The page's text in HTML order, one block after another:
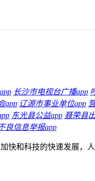
长沙市电视台广播app
app 辽源市事业单位app
东光县公益app 聂荣县
良信息举报app
快和科技的快速发展，